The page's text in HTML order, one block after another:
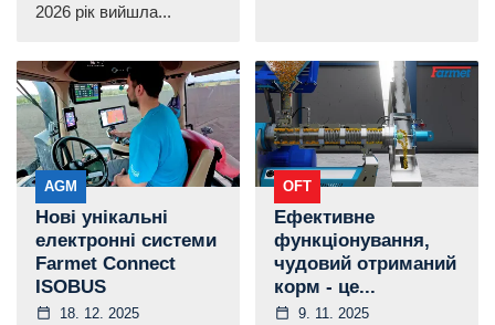
2026 рік вийшла...
AGM
Нові унікальні
електронні системи
Farmet Connect
ISOBUS
18. 12. 2025
OFT
Ефективне
функціонування,
чудовий отриманий
корм - це...
9. 11. 2025